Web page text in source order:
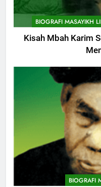
BIOGRAFI MASAYIKH
Kisah Mbah Karim
BIOGRAFI